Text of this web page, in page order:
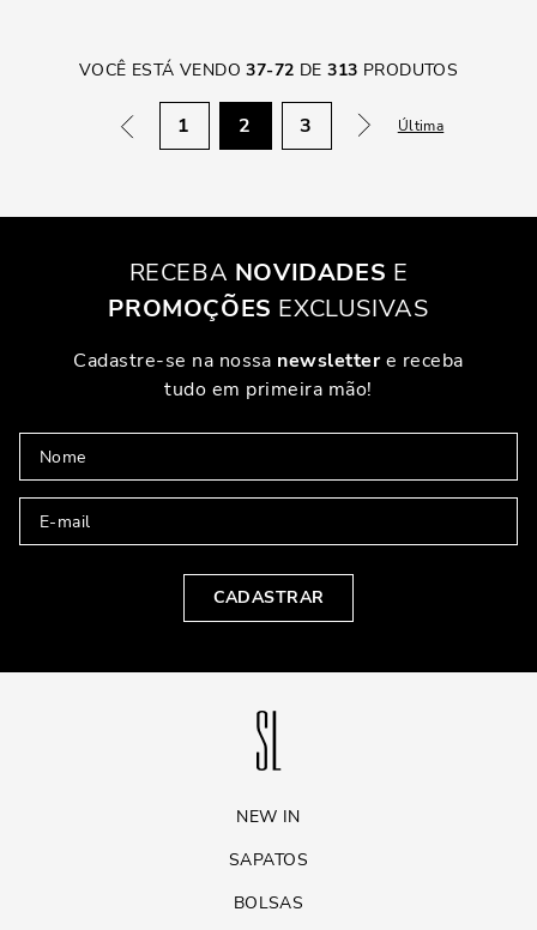
VOCÊ ESTÁ VENDO 37-72 DE313 PRODUTOS
1 2 3 Última
RECEBA NOVIDADES E
PROMOÇÕES EXCLUSIVAS
Cadastre-se na nossa newslettere receba
tudo em primeira mão!
CADASTRAR
NEW IN
SAPATOS
BOLSAS